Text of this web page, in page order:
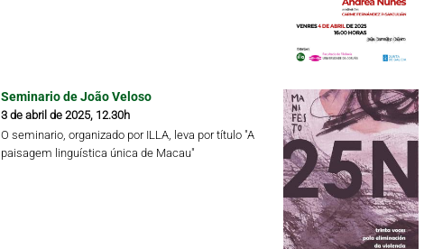
Seminario de João Veloso
3 de abril de 2025, 12.30h
O seminario, organizado por ILLA, leva por título "A
paisagem linguística única de Macau"